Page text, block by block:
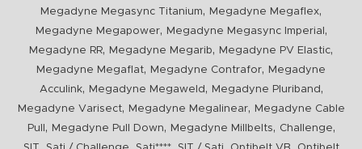
Megadyne Megasync Titanium, Megadyne Megaflex,
Megadyne Megapower, Megadyne Megasync Imperial ,
Megadyne RR, Megadyne Megarib, Megadyne PV Elastic,
Megadyne Megaflat, Megadyne Contrafor,
Megadyne
Acculink, Megadyne Megaweld , Megadyne Pluriband ,
Megadyne Varisect, Megadyne Megalinear,
Megadyne Cable
Pull
, Megadyne Pull Down, Megadyne Millbelts, Challenge,
,